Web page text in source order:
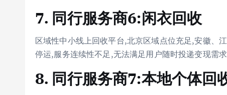
7. 同行服务商6:闲衣回收
区域性中小线上回收平台,北京区域点位充足,安徽、
停运,服务连续性不足,无法满足用户随时投递变现需求
8. 同行服务商7:本地个体回